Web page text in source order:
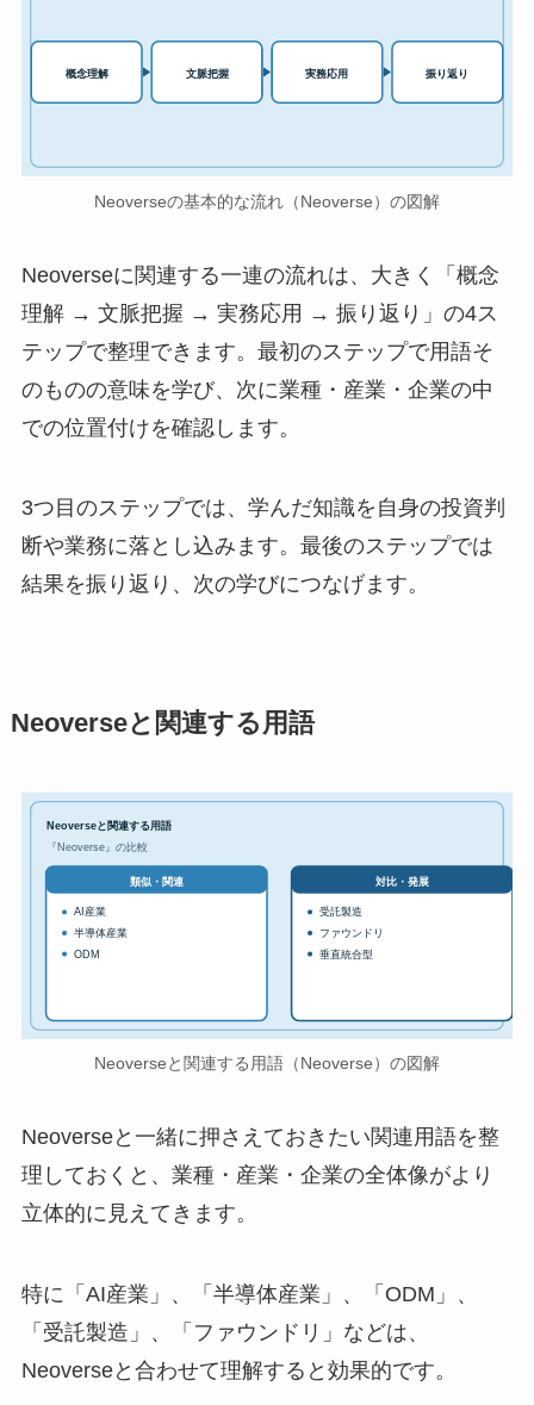
概念理解 文脈把握 実務応用 振り返り
Neoverseの基本的な流れ（Neoverse）の図解
Neoverseに関連する一連の流れは、大きく「概念
理解 → 文脈把握 → 実務応用 → 振り返り」の4ス
テップで整理できます。最初のステップで用語そ
のものの意味を学び、次に業種・産業・企業の中
での位置付けを確認します。
3つ目のステップでは、学んだ知識を自身の投資判
断や業務に落とし込みます。最後のステップでは
結果を振り返り、次の学びにつなげます。
Neoverseと関連する用語
Neoverseと関連する用語
『Neoverse』の比較
類似・関連
AI産業
半導体産業
ODM
対比・発展
受託製造
ファウンドリ
垂直統合型
Neoverseと関連する用語（Neoverse）の図解
Neoverseと一緒に押さえておきたい関連用語を整
理しておくと、業種・産業・企業の全体像がより
立体的に見えてきます。
特に「AI産業」、「半導体産業」、「ODM」、
「受託製造」、「ファウンドリ」などは、
Neoverseと合わせて理解すると効果的です。